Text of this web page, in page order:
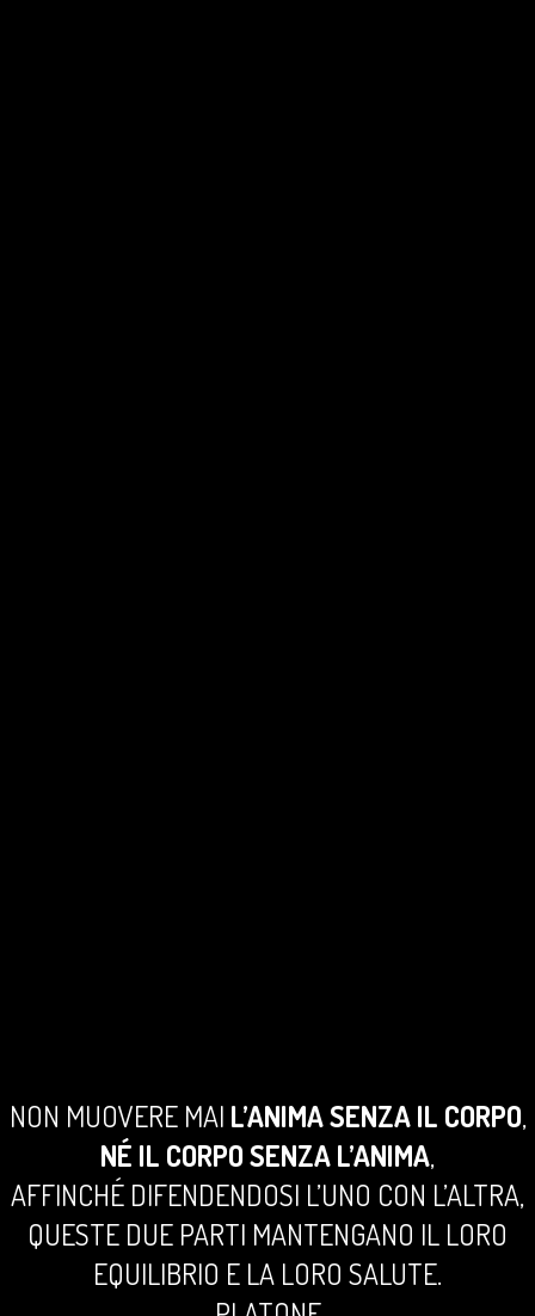
NON MUOVERE MAI L’ANIMA SENZA IL CORPO,
NÉ IL CORPO SENZA L’ANIMA,
AFFINCHÉ DIFENDENDOSI L’UNO CON L’ALTRA,
QUESTE DUE PARTI MANTENGANO IL LORO
EQUILIBRIO E LA LORO SALUTE.